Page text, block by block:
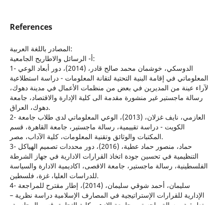
References
المصادر باللغة العربية:
أ‌- الرسائل والاطاريح الجامعية:
1- الدوسكي، خوشمان محمد صالح قادر، (2014)، دور أبعاد الوعي
المعلوماتي في إقامة البنية التحتية لتقانة المعلومات - دراسة استطلاعية
لآراء عينة من المديرين في بعض من منظمات الأعمال في مدينة دهوك،
رسالة ماجستير غير منشورة مقدمة الى كلية الإدارة والاقتصاد، جامعة
دهوك، العراق.
2- العازمي، نايف غزلان، (2013)، الوعي المعلوماتي لدى طلاب جامعة
الكويت - دراسة تقييمية، رسالة ماجستير، جامعة القاهرة، قسم
المكتبات والوثائق وتقنية المعلومات، كلية الآداب، مصر.
3- حماد، منصور حماد عطية، (2016)، دور محددات تصميم الهياكل
التنظيمية في تحسين جودة اتخاذ القرارات الادارية في جهاز الشرطة
الفلسطينية، رسالة ماجستير، جامعة الاقصى، اكاديمية الادارة والسياسة
للدراسات العليا، غزة، فلسطين.
4- سليمان، أحمد شوقي سليمان، (2014)، إطار مقترح للمراجعة
الإدارية للقرارات الإستراتيجية في المصارف الإسلامية دراسة نظرية –